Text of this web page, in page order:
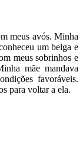
meus avós. Minha
um belga e
meus sobrinhos e
mãe mandava
favoráveis.
para voltar a ela.